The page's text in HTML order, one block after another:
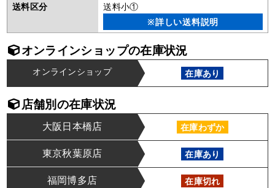
送料区分
送料小①
※詳しい送料説明
オンラインショップの在庫状況
オンラインショップ 在庫あり
店舗別の在庫状況
大阪日本橋店 在庫わずか
東京秋葉原店 在庫あり
福岡博多店 在庫切れ